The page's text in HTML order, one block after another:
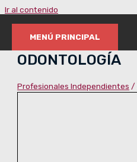
Ir al contenido
MENÚ PRINCIPAL
ODONTOLOGÍA
Profesionales Independientes /